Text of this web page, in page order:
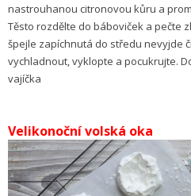
nastrouhanou citronovou kůru a
Těsto rozdělte do báboviček a pečte
špejle zapíchnutá do středu nevyjde
vychladnout, vyklopte a pocukrujte.
vajíčka
Velikonoční volská oka